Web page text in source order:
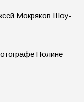
Мокряков Шоу-